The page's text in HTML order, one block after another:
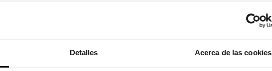
Detalles Acerca de las cookies